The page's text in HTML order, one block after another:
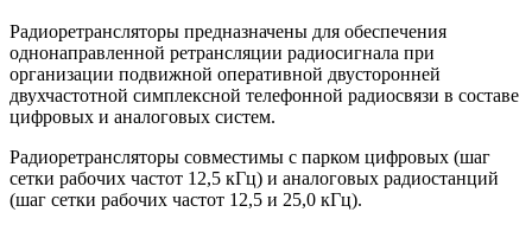
Радиоретрансляторы предназначены для обеспечения
однонаправленной ретрансляции радиосигнала при
организации подвижной оперативной двусторонней
двухчастотной симплексной телефонной радиосвязи в составе
цифровых и аналоговых систем.
Радиоретрансляторы совместимы с парком цифровых (шаг
сетки рабочих частот 12,5 кГц) и аналоговых радиостанций
(шаг сетки рабочих частот 12,5 и 25,0 кГц).